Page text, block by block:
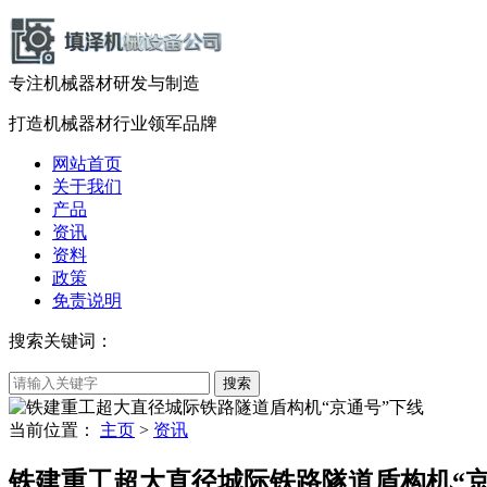
专注机械器材研发与制造
打造机械器材行业领军品牌
网站首页
关于我们
产品
资讯
资料
政策
免责说明
搜索关键词：
当前位置： 主页 > 资讯